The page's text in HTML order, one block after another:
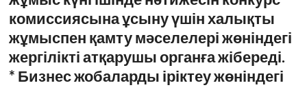
комиссиясына ұсыну үшін халықты
жұмыспен қамту мәселелері жөніндегі
жергілікті атқарушы органға жібереді.
* Бизнес жобаларды іріктеу жөніндегі